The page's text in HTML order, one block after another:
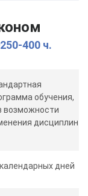
250-400 ч.
обучения,
возможности
дисциплин
дней